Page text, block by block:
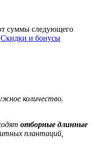
суммы следующего
Скидки и бонусы
количество.
отборные длинные
плантаций,